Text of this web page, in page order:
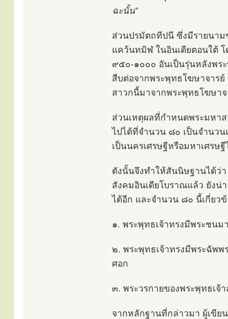
ฉะนั้น”
ส่วนปรมัตถทีปนี ซึ่งมีรายนา
แคว้นทมิฬ ในอินเดียตอนใต้ โ
๙๕๐-๑๐๐๐ อันเป็นรุ่นหลังพร
สืบต่อจากพระพุทธโฆษาจารย์
สาวกนี้มาจากพระพุทธโฆษาจ
ส่วนเหตุผลที่กำหนดพระมหา
ไปได้ที่จำนวน ๘๐ เป็นจำนว
เป็นนครเศรษฐีหรือมหาเศร
ดังนั้นจึงทำให้สันนิษฐานได้ว่
สังคมอินเดียโบราณแล้ว ยังน่
ได้อีก และจำนวน ๘๐ นี้เกี่ยว
๑. พระพุทธเจ้าทรงมีพระชนม
๒. พระพุทธเจ้าทรงมีพระฉัพ
ศอก
๓. พระวรกายของพระพุทธเ
จากหลักฐานที่กล่าวมา ผู้เขีย